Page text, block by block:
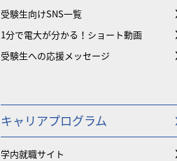
受験生向けSNS一覧
1分で電大が分かる！ショート動画
受験生への応援メッセージ
キャリアプログラム
学内就職サイト